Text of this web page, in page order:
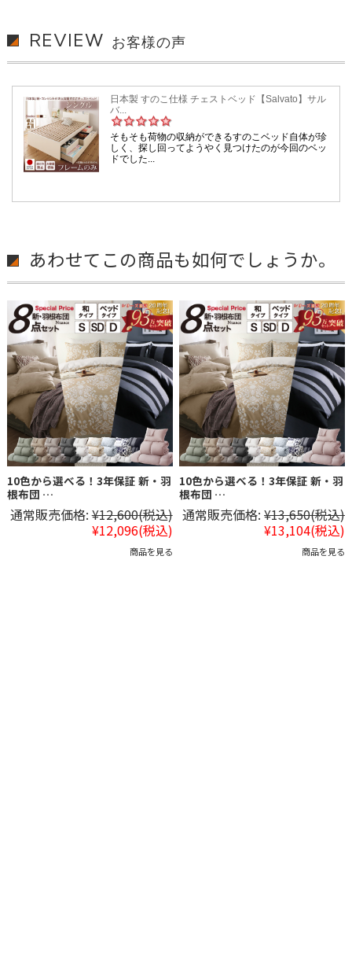
REVIEW お客様の声
あわせてこの商品も如何でしょうか。
10色から選べる！3年保証 新・羽
根布団 …
通常販売価格:¥12,600(税込)
¥12,096(税込)
商品を見る
10色から選べる！3年保証 新・羽
根布団 …
通常販売価格: ¥13,650(税込)
¥13,104(税込)
商品を見る